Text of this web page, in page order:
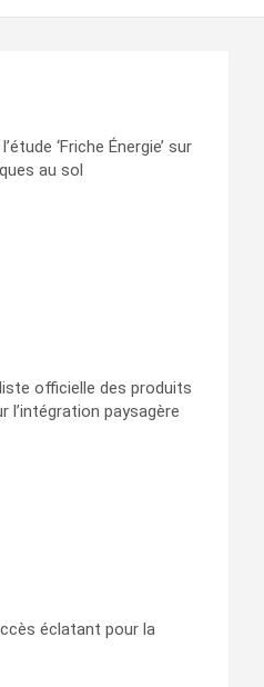
‘Friche Énergie’ sur
au sol
officielle des produits
l’intégration paysagère
éclatant pour la